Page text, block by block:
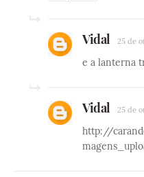
Vidal 25 de
e a lanterna
Vidal 25 de
http://